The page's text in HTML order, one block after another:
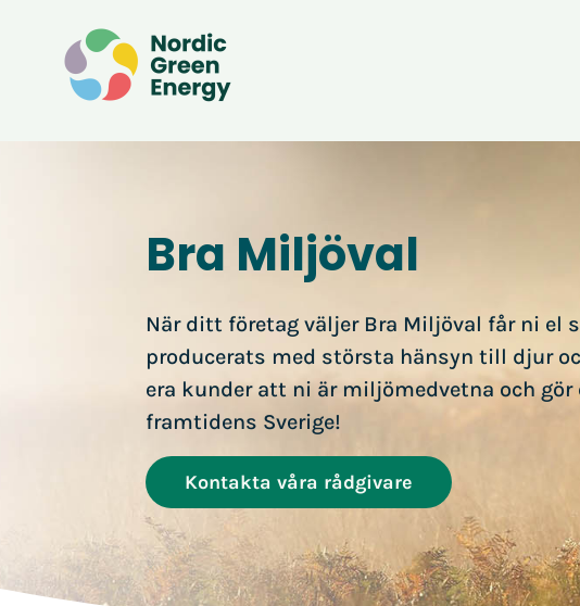
Bra Miljöval
När ditt företag väljer Bra Miljöval får ni el
producerats med största hänsyn till djur
era kunder att ni är miljömedvetna och
framtidens Sverige!
Kontakta våra rådgivare